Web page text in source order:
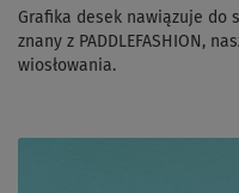
Grafika desek nawiązuje do
znany z PADDLEFASHION,
wiosłowania.